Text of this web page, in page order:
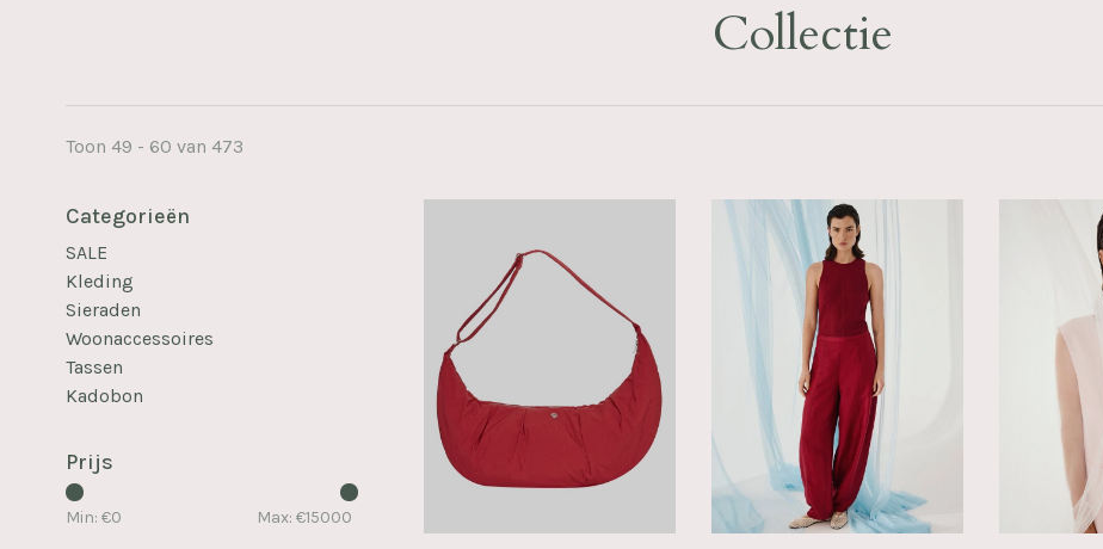
Collectie
Toon 49 - 60 van 473
Categorieën
SALE
Kleding
Sieraden
Woonaccessoires
Tassen
Kadobon
Prijs
Min: €0 Max: €15000